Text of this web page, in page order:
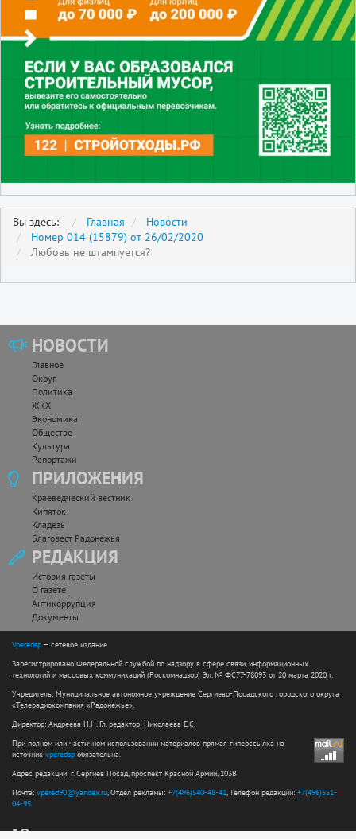
Вы здесь: Главная
Новости
Номер 014 (15879) от 26/02/2020
Любовь не штампуется?
НОВОСТИ
Главное
Округ
Политика
ЖКХ
Экономика
Общество
Культура
Репортажи
ПРИЛОЖЕНИЯ
Краеведческий вестник
Кипяток
Кладезь
Благовест Радонежья
РЕДАКЦИЯ
История газеты
О газете
Антикоррупция
Документы
Vperedsp — сетевое издание
Зарегистрировано Федеральной службой по надзору в сфере связи, информационных
технологий и массовых коммуникаций (Роскомнадзор) Эл. № ФС77-78093 от 20 марта 2020 г.
Учредитель: Муниципальное автономное учреждение Сергиево-Посадского городского округа
«Телерадиокомпания «Радонежье».
Директор: Андреева Н.Н. Гл. редактор: Николаева Е.С.
При полном или частичном использовании материалов прямая гиперссылка на
источник vperedsp обязательна.
Адрес редакции: г. Сергиев Посад, проспект Красной Армии, 203В
Почта: vpered90@yandex.ru, Отдел рекламы: +7(496)540-48-41, Телефон редакции: +7(496)551-
04-95